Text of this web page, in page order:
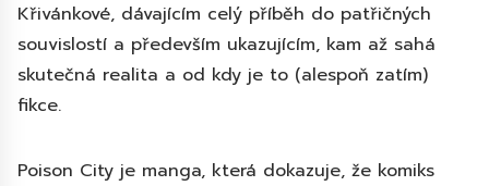
Křivánkové, dávajícím celý příběh do patřičných
souvislostí a především ukazujícím, kam až sahá
skutečná realita a od kdy je to (alespoň zatím)
fikce.
Poison City je manga, která dokazuje, že komiks